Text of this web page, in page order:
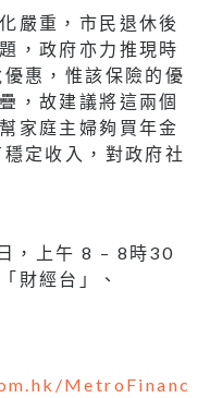
嚴重，市民退休後
，政府亦力推現時
惠，惟該保險的優
，故建議將這兩個
家庭主婦夠買年金
定收入，對政府社
，上午 8 – 8時30
財經台」、
MetroFinanc